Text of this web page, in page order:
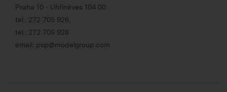
Praha 10 - Uhříněves 104 00
tel.: 272 705 926
tel.: 272 705 928
email: psp@modelgroup.com